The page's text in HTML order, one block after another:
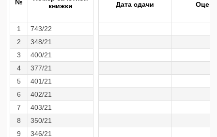
№
книжки
1
743/22
2
348/21
3
400/21
4
377/21
5
401/21
6
402/21
7
403/21
8
350/21
9
346/21
Дата сдачи